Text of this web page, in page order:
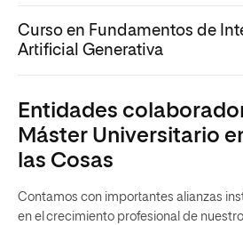
Curso en Fundamentos de
Artificial Generativa
Entidades
Máster Universitario
las Cosas
Contamos con importantes alianzas
en el crecimiento profesional de